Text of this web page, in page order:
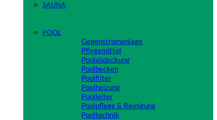
SAUNA
POOL
Gegenstromanlage
Pflegemittel
Poolabdeckung
Poolbecken
Poolfilter
Poolheizung
Poolleiter
Poolpflege & Reinigung
Pooltechnik